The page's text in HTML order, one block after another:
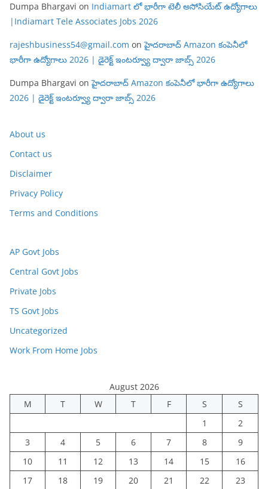
Dumpa Bhargavi on Indiamart లో భారీగా టెలీ అసోసియేట్ ఉద్యోగాలు
|Indiamart Tele Associates Jobs 2026
rajeshbusiness54@gmail.com onహైదరాబాద్ Amazon కంపెనీలో
భారీగా ఉద్యోగాలు 2026 | డైరెక్ట్ ఇంటర్వ్యూ ద్వారా జాబ్స్ 2026
Dumpa Bhargavi onహైదరాబాద్ Amazon కంపెనీలో భారీగా ఉద్యోగాలు
2026 | డైరెక్ట్ ఇంటర్వ్యూ ద్వారా జాబ్స్ 2026
About us
Contact us
Disclaimer
Privacy Policy
Terms and Conditions
AP Govt Jobs
Central Govt Jobs
Private Jobs
TS Govt Jobs
Uncategorized
Work From Home Jobs
August 2026
M
T W T F S
S
1
2
3
4 5 6 7 8
9
10
11 12 13 14 15
16
17
18 19 20 21 22 23